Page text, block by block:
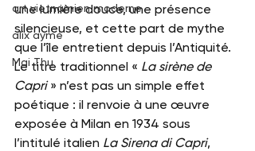
art vietnamien moderne
alix aymé
Mai Thu
une lumière douce, une présence
silencieuse, et cette part de mythe
que l’île entretient depuis l’Antiquité.
Le titre traditionnel « La sirène de
Capri » n’est pas un simple effet
poétique : il renvoie à une œuvre
exposée à Milan en 1934 sous
l’intitulé italien La Sirena di Capri,